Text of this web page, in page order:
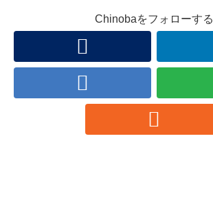
Chinobaをフォローする